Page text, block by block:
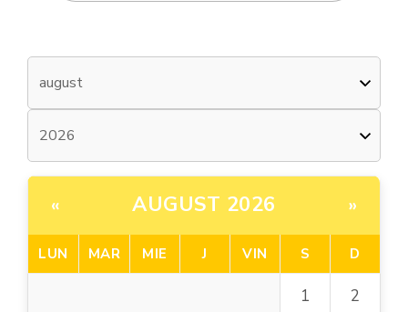
« AUGUST 2026 »
LUN MAR MIE J VIN S D
1 2